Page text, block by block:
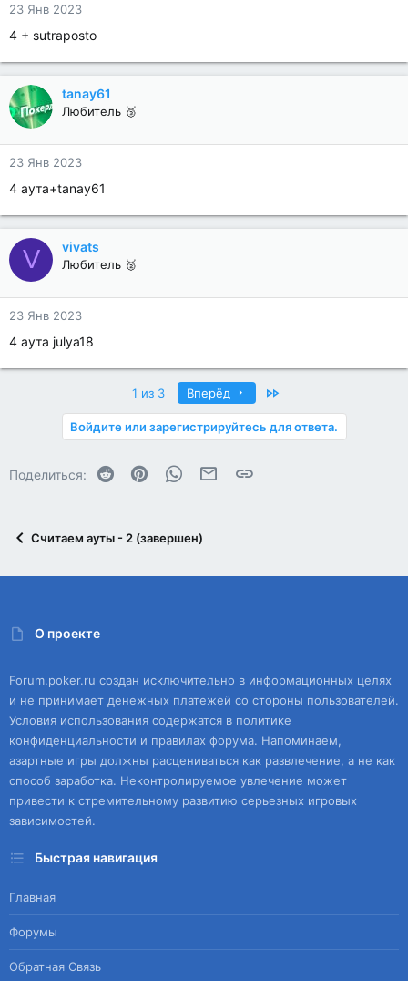
23 Янв 2023
4 + sutraposto
tanay61
Любитель 🥉
23 Янв 2023
4 аута+tanay61
V vivats
Любитель 🥈
23 Янв 2023
4 аута julya18
1 из 3 Вперёд
Войдите или зарегистрируйтесь для ответа.
Поделиться: Reddit PinterestWhatsAppЭлектронная почта
Ссылка
Считаем ауты - 2 (завершен)
О проекте
Forum.poker.ru создан исключительно в информационных целях
и не принимает денежных платежей со стороны пользователей.
Условия использования содержатся в политике
конфиденциальности и правилах форума. Напоминаем,
азартные игры должны расцениваться как развлечение, а не как
способ заработка. Неконтролируемое увлечение может
привести к стремительному развитию серьезных игровых
зависимостей.
Быстрая навигация
Главная
Форумы
Обратная Связь